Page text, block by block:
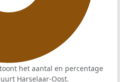
het aantal en percentage
Harselaar-Oost.